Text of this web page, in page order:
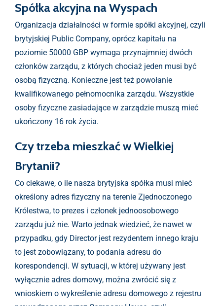
Spółka akcyjna na Wyspach
Organizacja działalności w formie spółki akcyjnej, czyli
brytyjskiej Public Company, oprócz kapitału na
poziomie 50000 GBP wymaga przynajmniej dwóch
członków zarządu, z których chociaż jeden musi być
osobą fizyczną. Konieczne jest też powołanie
kwalifikowanego pełnomocnika zarządu. Wszystkie
osoby fizyczne zasiadające w zarządzie muszą mieć
ukończony 16 rok życia.
Czy trzeba mieszkać w Wielkiej
Brytanii?
Co ciekawe, o ile nasza brytyjska spółka musi mieć
określony adres fizyczny na terenie Zjednoczonego
Królestwa, to prezes i członek jednoosobowego
zarządu już nie. Warto jednak wiedzieć, że nawet w
przypadku, gdy Director jest rezydentem innego kraju
to jest zobowiązany, to podania adresu do
korespondencji. W sytuacji, w której używany jest
wyłącznie adres domowy, można zwrócić się z
wnioskiem o wykreślenie adresu domowego z rejestru